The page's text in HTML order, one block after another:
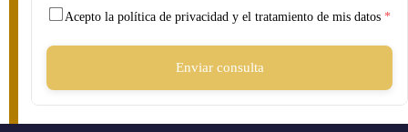
Acepto la política de privacidad y el tratamiento de mis datos *
Enviar consulta